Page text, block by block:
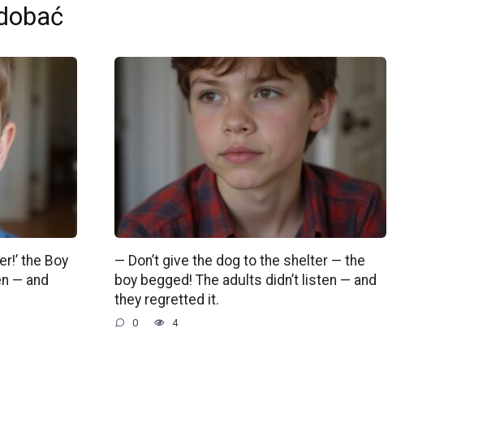
the Boy
— and
— Don’t give the dog to the shelter — the
boy begged! The adults didn’t listen — and
they regretted it.
0 4